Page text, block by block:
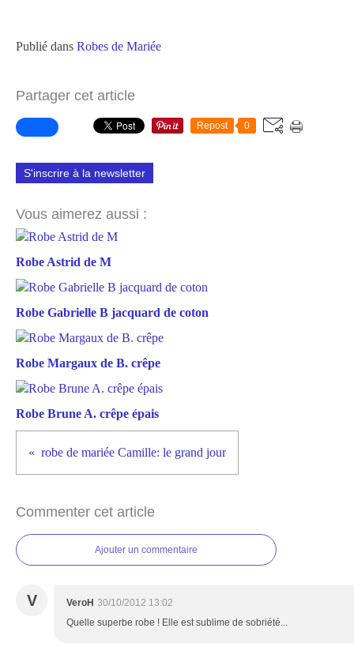
Publié dans Robes de Mariée
Partager cet article
Repost 0
S'inscrire à la newsletter
Vous aimerez aussi :
Robe Astrid de M
Robe Gabrielle B jacquard de coton
Robe Margaux de B. crêpe
Robe Brune A. crêpe épais
robe de mariée Camille: le grand jour
Commenter cet article
Ajouter un commentaire
V VeroH 30/10/2012 13:02
Quelle superbe robe ! Elle est sublime de sobriété...